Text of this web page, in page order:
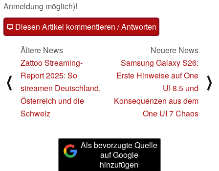
Anmeldung möglich)!
Diesen Artikel kommentieren / Antworten
⟨
Ältere News
Zattoo Streaming-
Report 2025: So
streamen Deutschland,
Österreich und die
Schweiz
Neuere News
Samsung Galaxy S26:
Erste Hinweise auf One
UI 8.5 und
Konsequenzen aus dem
One UI 7 Chaos
⟩
Als bevorzugte Quelle
auf Google
hinzufügen